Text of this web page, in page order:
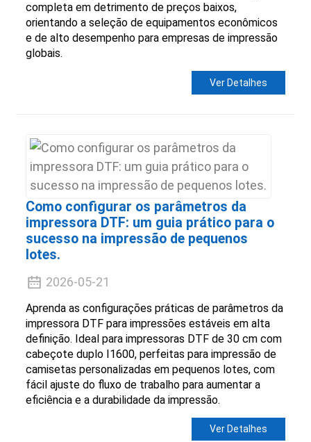
completa em detrimento de preços baixos,
orientando a seleção de equipamentos econômicos
e de alto desempenho para empresas de impressão
globais.
Ver Detalhes
Como configurar os parâmetros da
impressora DTF: um guia prático para o
sucesso na impressão de pequenos
lotes.
2026-05-21
Aprenda as configurações práticas de parâmetros da
impressora DTF para impressões estáveis ​​em alta
definição. Ideal para impressoras DTF de 30 cm com
cabeçote duplo I1600, perfeitas para impressão de
camisetas personalizadas em pequenos lotes, com
fácil ajuste do fluxo de trabalho para aumentar a
eficiência e a durabilidade da impressão.
Ver Detalhes